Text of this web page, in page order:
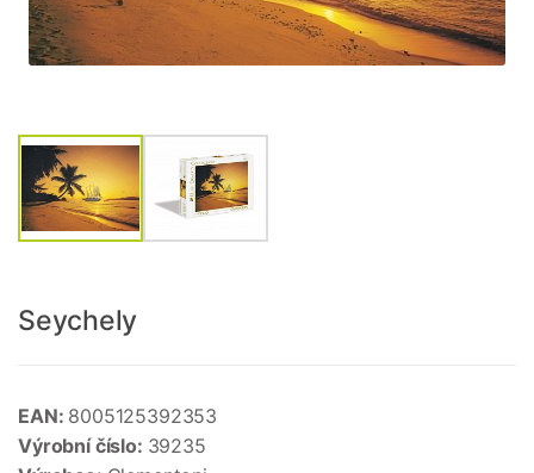
Seychely
EAN: 8005125392353
Výrobní číslo: 39235